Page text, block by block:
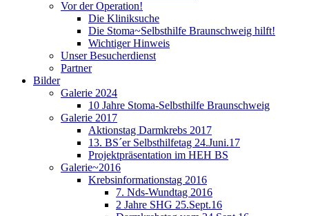
Vor der Operation!
Die Kliniksuche
Die Stoma~Selbsthilfe Braunschweig hilft!
Wichtiger Hinweis
Unser Besucherdienst
Partner
Bilder
Galerie 2024
10 Jahre Stoma-Selbsthilfe Braunschweig
Galerie 2017
Aktionstag Darmkrebs 2017
13. BS´er Selbsthilfetag 24.Juni.17
Projektpräsentation im HEH BS
Galerie~2016
Krebsinformationstag 2016
7. Nds-Wundtag 2016
2 Jahre SHG 25.Sept.16